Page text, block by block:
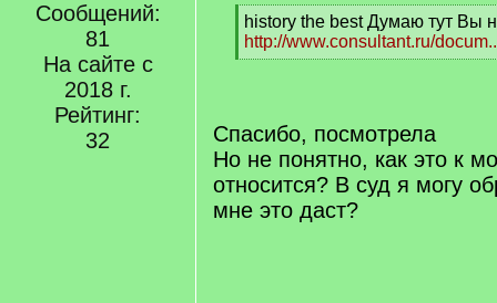
Сообщений:
81
На сайте с
2018 г.
Рейтинг:
32
[
q
]
history the best Думаю тут Вы
http://www.consultant.ru/
[
Спасибо, посмотрела
Но не понятно, как это к
относится? В суд я могу
мне это даст?